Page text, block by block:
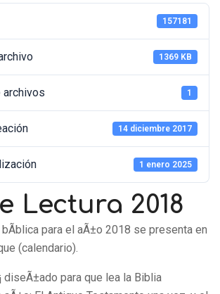
157181
1369 KB
archivos 1
14 diciembre 2017
1 enero 2025
Lectura 2018
para el aÃ±o 2018 se presenta en
(calendario).
diseÃ±ado para que lea la Biblia